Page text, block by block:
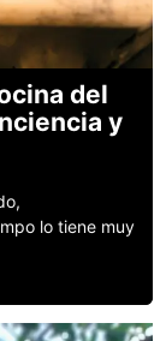
del
y
lo tiene muy